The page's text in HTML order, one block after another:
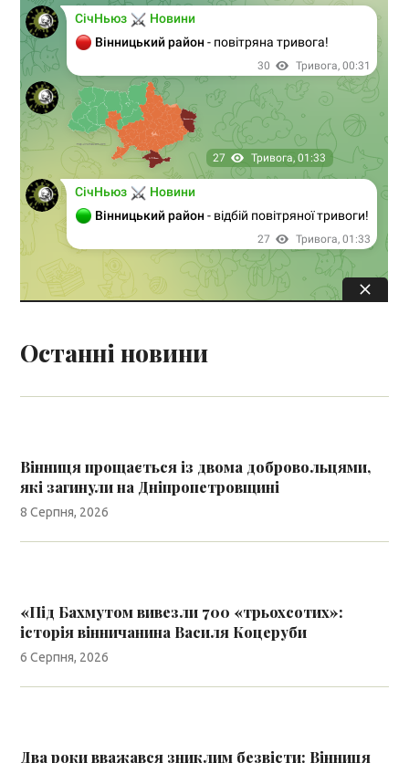
Останні новини
Вінниця прощається із двома добровольцями,
які загинули на Дніпропетровщині
8 Серпня, 2026
«Під Бахмутом вивезли 700 «трьохсотих»:
історія вінничанина Василя Коцеруби
6 Серпня, 2026
Два роки вважався зниклим безвісти: Вінниця